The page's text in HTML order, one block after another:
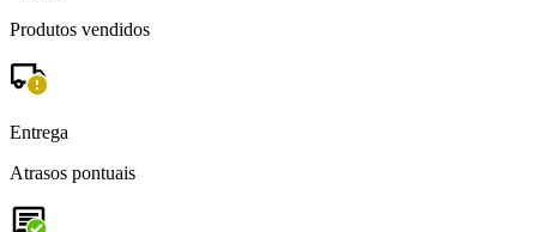
Produtos vendidos
Entrega
Atrasos pontuais